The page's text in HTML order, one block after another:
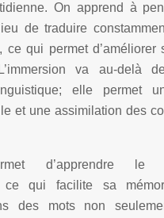
On apprend à
de traduire
ce qui permet d’améliorer
va au-delà
elle permet
et une assimilation des
d’apprendre le
ce qui facilite sa
des mots non